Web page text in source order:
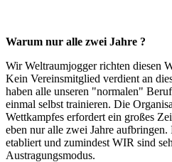
Warum nur alle zwei Jahre ?
Wir Weltraumjogger richten diesen
Kein Vereinsmitglied verdient an
haben alle unseren "normalen"
einmal selbst trainieren. Die
Wettkampfes erfordert ein großes
eben nur alle zwei Jahre
etabliert und zumindest WIR sind
Austragungsmodus.